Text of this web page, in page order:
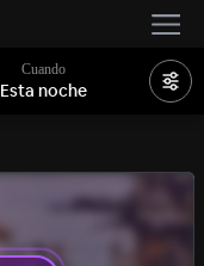
Cuando
Esta noche